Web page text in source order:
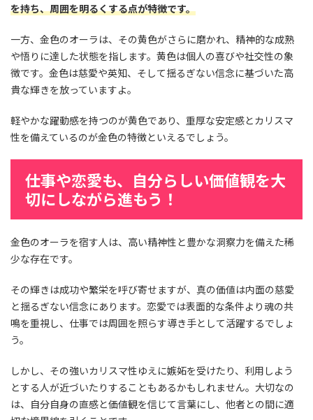
を持ち、周囲を明るくする点が特徴です。
一方、金色のオーラは、その黄色がさらに磨かれ、精神的な成熟
や悟りに達した状態を指します。黄色は個人の喜びや社交性の象
徴です。金色は慈愛や英知、そして揺るぎない信念に基づいた高
貴な輝きを放っていますよ。
軽やかな躍動感を持つのが黄色であり、重厚な安定感とカリスマ
性を備えているのが金色の特徴といえるでしょう。
仕事や恋愛も、自分らしい価値観を大
切にしながら進もう！
金色のオーラを宿す人は、高い精神性と豊かな洞察力を備えた稀
少な存在です。
その輝きは成功や繁栄を呼び寄せますが、真の価値は内面の慈愛
と揺るぎない信念にあります。恋愛では表面的な条件より魂の共
鳴を重視し、仕事では周囲を照らす導き手として活躍するでしょ
う。
しかし、その強いカリスマ性ゆえに嫉妬を受けたり、利用しよう
とする人が近づいたりすることもあるかもしれません。大切なの
は、自分自身の直感と価値観を信じて言葉にし、他者との間に適